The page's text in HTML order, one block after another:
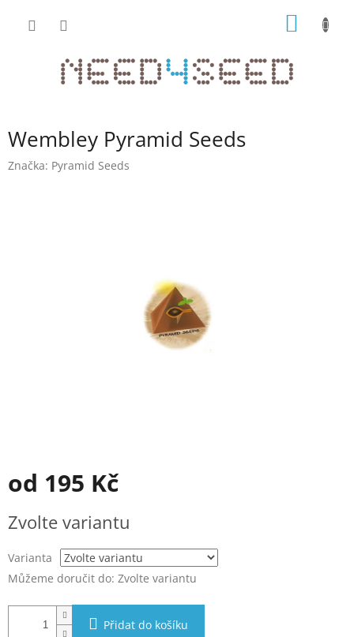
Wembley Pyramid Seeds
Značka: Pyramid Seeds
od 195 Kč
cena:
Zvolte variantu
Varianta
Můžeme doručit do: Zvolte variantu
Přidat do košíku